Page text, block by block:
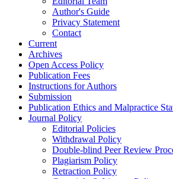
Author's Guide
Privacy Statement
Contact
Current
Archives
Open Access Policy
Publication Fees
Instructions for Authors
Submission
Publication Ethics and Malpractice
Journal Policy
Editorial Policies
Withdrawal Policy
Double-blind Peer Review
Plagiarism Policy
Retraction Policy